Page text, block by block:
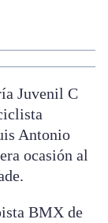
Juvenil C
Antonio
ocasión al
BMX de